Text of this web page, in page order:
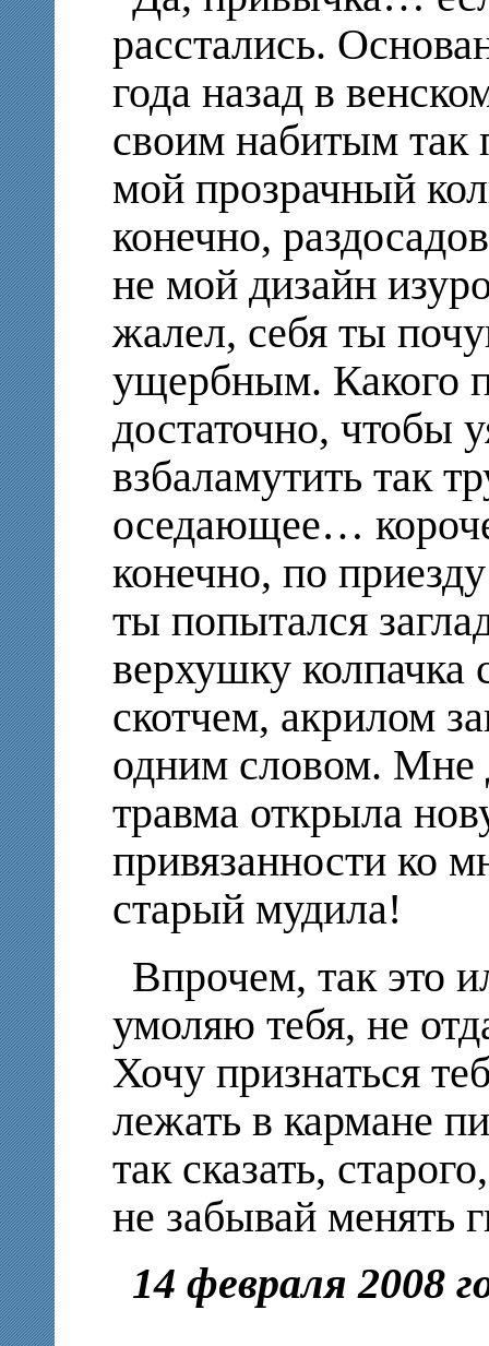
расстались.
года назад в
своим набитым так
мой прозрачный
конечно,
не мой дизайн
жалел, себя ты
ущербным. Какого
достаточно, чтобы
взбаламутить так
оседающее…
конечно, по
ты попытался
верхушку колпачка
скотчем, акрилом
одним словом. Мне
травма открыла
привязанности ко
старый мудила!
Впрочем, так это
умоляю тебя, не
Хочу признаться
лежать в кармане
так сказать,
не забывай менять
14 февраля 2008